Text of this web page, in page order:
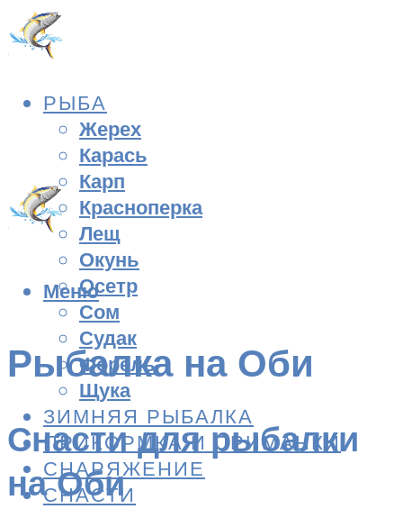
РЫБА
Жерех
Карась
Карп
Красноперка
Лещ
Окунь
Осетр
Сом
Судак
Форель
Щука
ЗИМНЯЯ РЫБАЛКА
ПРИКОРМКА И ПРИМАНКИ
СНАРЯЖЕНИЕ
СНАСТИ
Меню
Рыбалка на Оби
Снасти для рыбалки
на Оби